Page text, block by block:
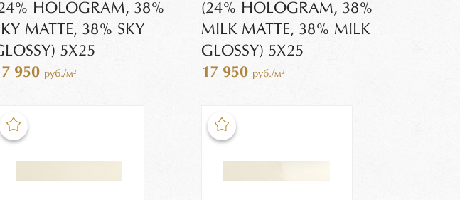
HOLOGRAM, 38%
MATTE, 38% SKY
5X25
950 руб./м²
(24% HOLOGRAM, 38%
MILK MATTE, 38% MILK
GLOSSY) 5X25
17 950 руб./м²